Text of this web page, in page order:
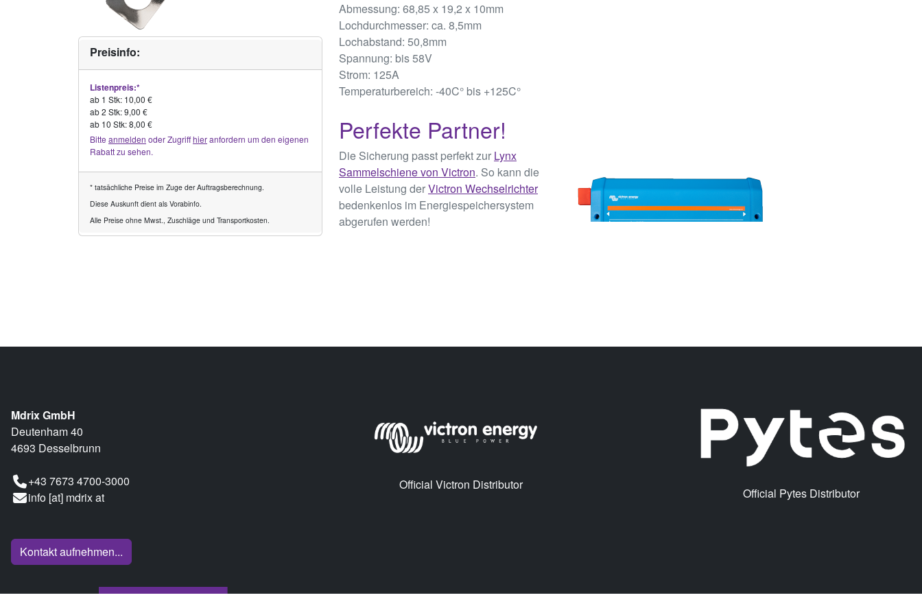
Preisinfo:
Listenpreis:*
ab 1 Stk: 10,00 €
ab 2 Stk: 9,00 €
ab 10 Stk: 8,00 €
Bitte anmelden oder Zugriffhieranfordern um den eigenen
Rabatt zu sehen.
* tatsächliche Preise im Zuge der Auftragsberechnung.
Diese Auskunft dient als Vorabinfo.
Alle Preise ohne Mwst., Zuschläge und Transportkosten.
Abmessung: 68,85 x 19,2 x 10mm
Lochdurchmesser: ca. 8,5mm
Lochabstand: 50,8mm
Spannung: bis 58V
Strom: 125A
Temperaturbereich: -40C° bis +125C°
Perfekte Partner!
Die Sicherung passt perfekt zur Lynx
Sammelschiene von Victron. So kann die
volle Leistung derVictron Wechselrichter
bedenkenlos im Energiespeichersystem
abgerufen werden!
Mdrix GmbH
Deutenham 40
4693 Desselbrunn
+43 7673 4700-3000
info [at] mdrix at
Kontakt aufnehmen...
Official Victron Distributor
Official Pytes Distributor